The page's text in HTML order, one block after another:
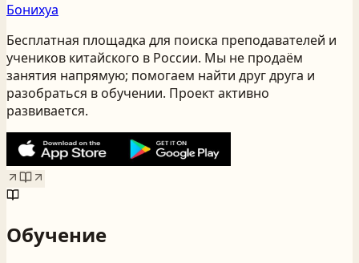
Бонихуа
Бесплатная площадка для поиска преподавателей и
учеников китайского в России. Мы не продаём
занятия напрямую; помогаем найти друг друга и
разобраться в обучении. Проект активно
развивается.
Обучение